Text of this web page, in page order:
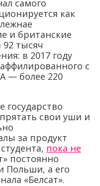
самого
как
и британские
92 тысяч
в 2017 году
с
— более 220
государство
свои уши и
за продукт
пока не
постоянно
Польши, а его
«Белсат».